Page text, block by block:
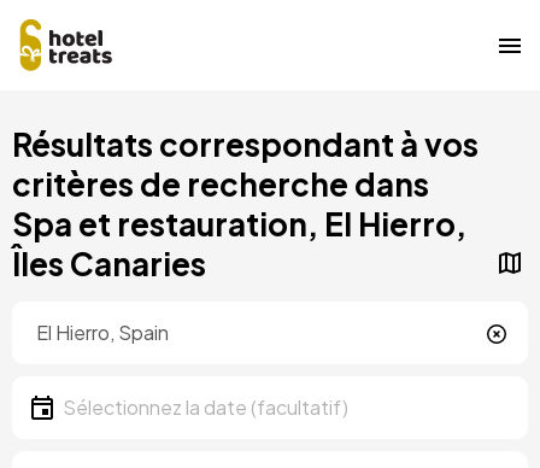
au
contenu
principal
Résultats correspondant à vos
critères de recherche dans
Spa et restauration, El Hierro,
Îles Canaries
Date
Sélectionnez la date